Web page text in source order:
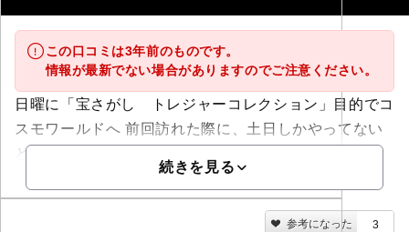
この口コミは3年前のものです。
情報が最新でない場合がありますのでご注意ください。
日曜に「宝さがし トレジャーコレクション」目的でコ
スモワールドへ 前回訪れた際に、土日しかやってない
と聞き、再訪...
続きを見る
参考になった 3